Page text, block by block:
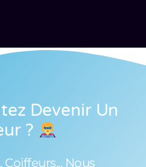
Devenir Un
?
Nous